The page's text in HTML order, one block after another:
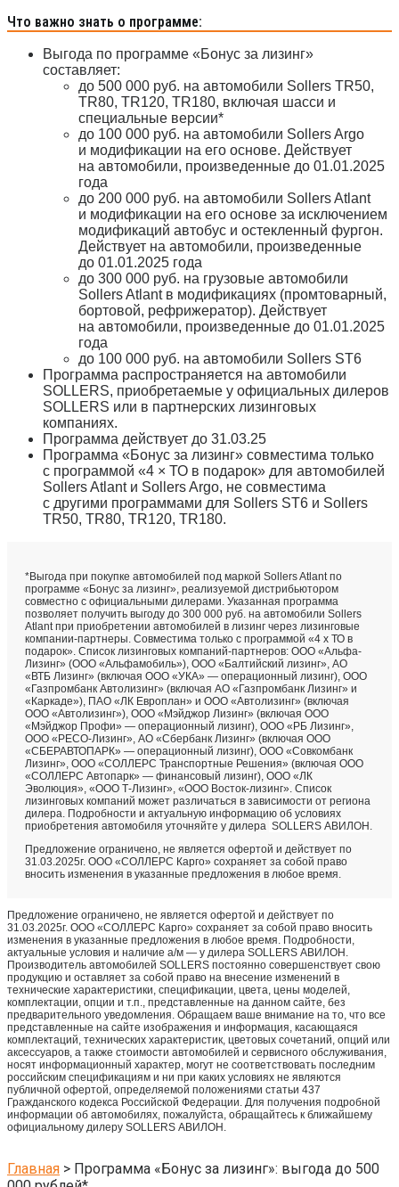
Что важно знать о программе:
Выгода по программе «Бонус за лизинг»
составляет:
до 500 000 руб. на автомобили Sollers TR50,
TR80, TR120, TR180, включая шасси и
специальные версии*
до 100 000 руб. на автомобили Sollers Argo
и модификации на его основе. Действует
на автомобили, произведенные до 01.01.2025
года
до 200 000 руб. на автомобили Sollers Atlant
и модификации на его основе за исключением
модификаций автобус и остекленный фургон.
Действует на автомобили, произведенные
до 01.01.2025 года
до 300 000 руб. на грузовые автомобили
Sollers Atlant в модификациях (промтоварный,
бортовой, рефрижератор). Действует
на автомобили, произведенные до 01.01.2025
года
до 100 000 руб. на автомобили Sollers ST6
Программа распространяется на автомобили
SOLLERS, приобретаемые у официальных дилеров
SOLLERS или в партнерских лизинговых
компаниях.
Программа действует до 31.03.25
Программа «Бонус за лизинг» совместима только
с программой «4 × ТО в подарок» для автомобилей
Sollers Atlant и Sollers Argo, не совместима
с другими программами для Sollers ST6 и Sollers
TR50, TR80, TR120, TR180.
*Выгода при покупке автомобилей под маркой Sollers Atlant по
программе «Бонус за лизинг», реализуемой дистрибьютором
совместно с официальными дилерами. Указанная программа
позволяет получить выгоду до 300 000 руб. на автомобили Sollers
Atlant при приобретении автомобилей в лизинг через лизинговые
компании-партнеры. Совместима только с программой «4 х ТО в
подарок». Список лизинговых компаний-партнеров: ООО «Альфа-
Лизинг» (ООО «Альфамобиль»), ООО «Балтийский лизинг», АО
«ВТБ Лизинг» (включая ООО «УКА» — операционный лизинг), ООО
«Газпромбанк Автолизинг» (включая АO «Газпромбанк Лизинг» и
«Каркаде»), ПАО «ЛК Европлан» и ООО «Автолизинг» (включая
ООО «Автолизинг»), ООО «Мэйджор Лизинг» (включая ООО
«Мэйджор Профи» — операционный лизинг), ООО «РБ Лизинг»,
ООО «РЕСО-Лизинг», АО «Сбербанк Лизинг» (включая ООО
«СБЕРАВТОПАРК» — операционный лизинг), ООО «Совкомбанк
Лизинг», ООО «СОЛЛЕРС Транспортные Решения» (включая ООО
«СОЛЛЕРС Автопарк» — финансовый лизинг), ООО «ЛК
Эволюция», «ООО Т-Лизинг», «ООО Восток-лизинг». Список
лизинговых компаний может различаться в зависимости от региона
дилера. Подробности и актуальную информацию об условиях
приобретения автомобиля уточняйте у дилера SOLLERS АВИЛОН .
Предложение ограничено, не является офертой и действует по
31.03.2025г. ООО «СОЛЛЕРС Карго» сохраняет за собой право
вносить изменения в указанные предложения в любое время.
Предложение ограничено, не является офертой и действует по
31.03.2025г. ООО «СОЛЛЕРС Карго» сохраняет за собой право вносить
изменения в указанные предложения в любое время. Подробности,
актуальные условия и наличие а/м — у дилера SOLLERS АВИЛОН.
Производитель автомобилей SOLLERS постоянно совершенствует свою
продукцию и оставляет за собой право на внесение изменений в
технические характеристики, спецификации, цвета, цены моделей,
комплектации, опции и т.п., представленные на данном сайте, без
предварительного уведомления. Обращаем ваше внимание на то, что все
представленные на сайте изображения и информация, касающаяся
комплектаций, технических характеристик, цветовых сочетаний, опций или
аксессуаров, а также стоимости автомобилей и сервисного обслуживания,
носят информационный характер, могут не соответствовать последним
российским спецификациям и ни при каких условиях не являются
публичной офертой, определяемой положениями статьи 437
Гражданского кодекса Российской Федерации. Для получения подробной
информации об автомобилях, пожалуйста, обращайтесь к ближайшему
официальному дилеру SOLLERS АВИЛОН.
Главная > Программа «Бонус за лизинг»: выгода до 500